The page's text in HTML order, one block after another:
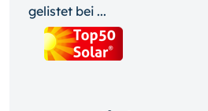
gelistet bei ...